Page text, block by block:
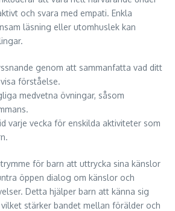
och svara med empati. Enkla
läsning eller utomhuslek kan
genom att sammanfatta vad ditt
förståelse.
medvetna övningar, såsom
varje vecka för enskilda aktiviteter som
för barn att uttrycka sina känslor
öppen dialog om känslor och
Detta hjälper barn att känna sig
stärker bandet mellan förälder och